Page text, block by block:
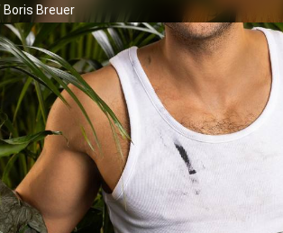
Boris Breuer